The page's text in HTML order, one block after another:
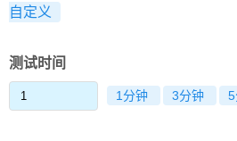
自定义
测试时间
1分钟 3分钟